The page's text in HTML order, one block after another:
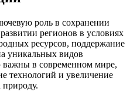
роль в сохранении
регионов в условиях
ресурсов, поддержание
уникальных видов
в современном мире,
технологий и увеличение
природу.